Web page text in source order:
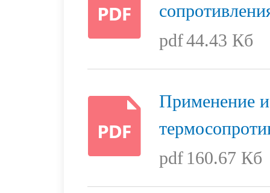
pdf44.43 Кб
Применение
pdf 160.67 Кб